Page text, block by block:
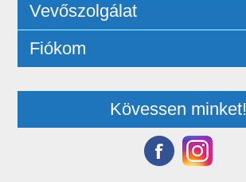
Vevőszolgálat
Fiókom
Kövessen minket!